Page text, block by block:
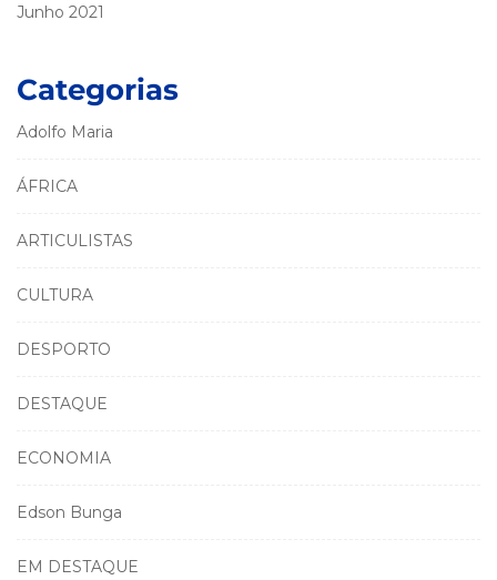
Junho 2021
Categorias
Adolfo Maria
ÁFRICA
ARTICULISTAS
CULTURA
DESPORTO
DESTAQUE
ECONOMIA
Edson Bunga
EM DESTAQUE